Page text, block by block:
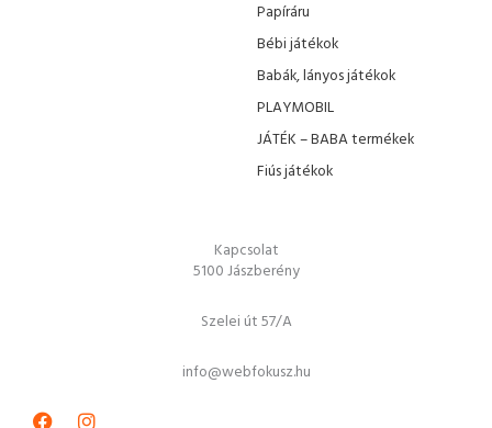
Papíráru
Bébi játékok
Babák, lányos játékok
PLAYMOBIL
JÁTÉK – BABA termékek
Fiús játékok
Kapcsolat
5100 Jászberény
Szelei út 57/A
info@webfokusz.hu
FacebookInstagram